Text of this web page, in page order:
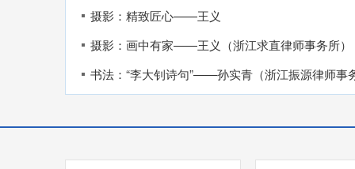
摄影：精致匠心——王义
摄影：画中有家——王义（浙江求直律师事务所）
书法：“李大钊诗句”——孙实青（浙江振源律师事